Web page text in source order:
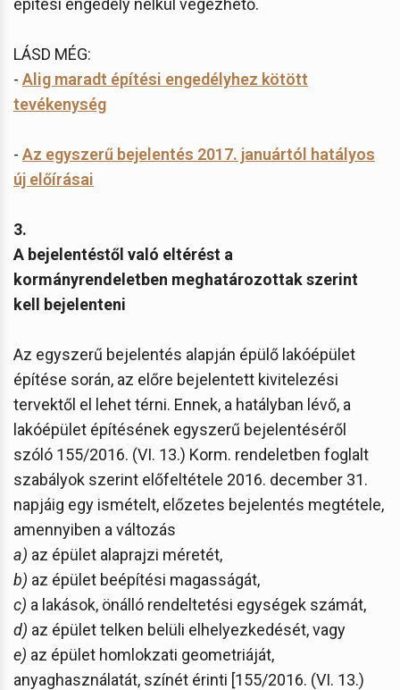
LÁSD MÉG:
- Alig maradt építési engedélyhez kötött
tevékenység
- Az egyszerű bejelentés 2017. januártól hatályos
új előírásai
3.
A bejelentéstől való eltérést a
kormányrendeletben meghatározottak szerint
kell bejelenteni
Az egyszerű bejelentés alapján épülő lakóépület
építése során, az előre bejelentett kivitelezési
tervektől el lehet térni. Ennek, a hatályban lévő, a
lakóépület építésének egyszerű bejelentéséről
szóló 155/2016. (VI. 13.) Korm. rendeletben foglalt
szabályok szerint előfeltétele 2016. december 31.
napjáig egy ismételt, előzetes bejelentés megtétele,
amennyiben a változás
a) az épület alaprajzi méretét,
b) az épület beépítési magasságát,
c) a lakások, önálló rendeltetési egységek számát,
d) az épület telken belüli elhelyezkedését, vagy
e) az épület homlokzati geometriáját,
anyaghasználatát, színét érinti [155/2016. (VI. 13.)